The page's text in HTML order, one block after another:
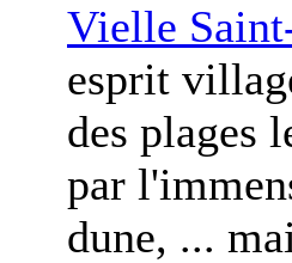
Vielle
esprit
des plages
par
dune, ...